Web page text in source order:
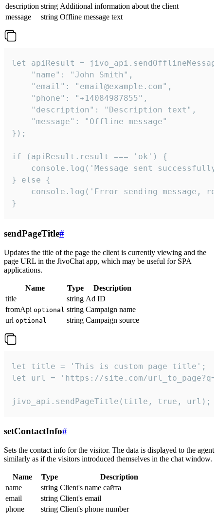
description string Additional information about the client
message
string Offline message text
let apiResult =
    "name": "John Smith",
    "email": "email@example.com",
    "phone": "+14084987855",
    "description": "Description text",
    "message": "Offline message"
});
if (apiResult.result === 'ok') {
console.log('Message sent
} else {
console.log('Error sending message,
}
sendPageTitle#
Updates the title of the page the client is currently viewing and the
page URL in the JivoChat app, which may be useful for SPA
applications.
Name Type
Description
title
string Ad ID
fromApi optional string Campaign name
url optional string Campaign source
let title = 'This is custom page title';
let url = 'https://site.com/
jivo_api.sendPageTitle(title, true, url);
setContactInfo#
Sets the contact info for the visitor. The data is displayed to the agent
similarly as if the visitors introduced themselves in the chat window.
Name Type
Description
name
string Client's name сайта
email
string Client's email
phone
string Client's phone number